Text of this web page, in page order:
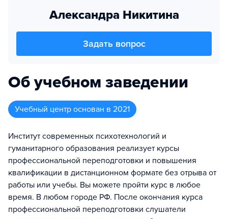
Александра Никитина
Задать вопрос
Об учебном заведении
Учебный центр основан в 2021
Институт современных психотехнологий и
гуманитарного образования реализует курсы
профессиональной переподготовки и повышения
квалификации в дистанционном формате без отрыва от
работы или учебы. Вы можете пройти курс в любое
время. В любом городе РФ. После окончания курса
профессиональной переподготовки слушатели